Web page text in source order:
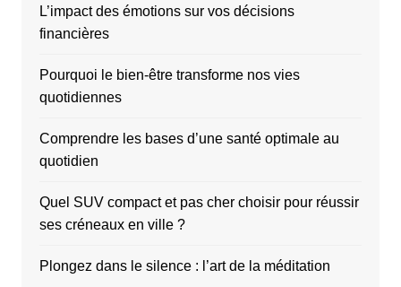
L’impact des émotions sur vos décisions
financières
Pourquoi le bien-être transforme nos vies
quotidiennes
Comprendre les bases d’une santé optimale au
quotidien
Quel SUV compact et pas cher choisir pour réussir
ses créneaux en ville ?
Plongez dans le silence : l’art de la méditation